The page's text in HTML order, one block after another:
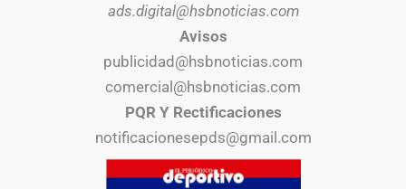
ads.digital@hsbnoticias.com
Avisos
publicidad@hsbnoticias.com
comercial@hsbnoticias.com
PQR Y Rectificaciones
notificacionesepds@gmail.com